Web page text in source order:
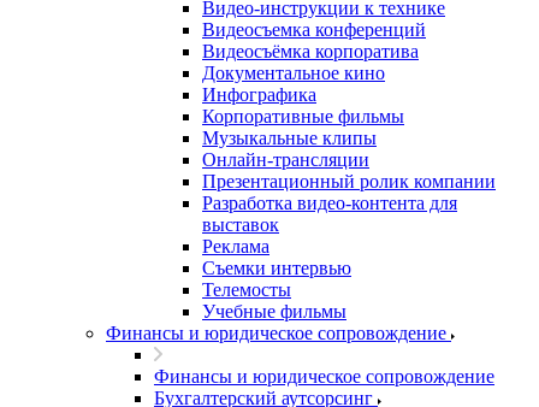
Видео-инструкции к технике
Видеосъемка конференций
Видеосъёмка корпоратива
Документальное кино
Инфографика
Корпоративные фильмы
Музыкальные клипы
Онлайн-трансляции
Презентационный ролик компании
Разработка видео-контента для
выставок
Реклама
Съемки интервью
Телемосты
Учебные фильмы
Финансы и юридическое сопровождение
Финансы и юридическое сопровождение
Бухгалтерский аутсорсинг